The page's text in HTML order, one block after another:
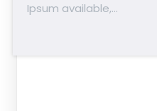
Ipsum available,…